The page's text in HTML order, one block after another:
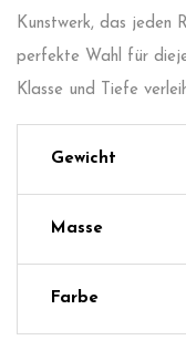
Kunstwerk, das jeden
perfekte Wahl für
Klasse und Tiefe
Gewicht
Masse
Farbe